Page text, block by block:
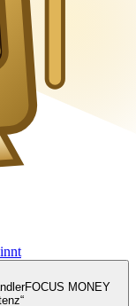
FOCUS MONEY